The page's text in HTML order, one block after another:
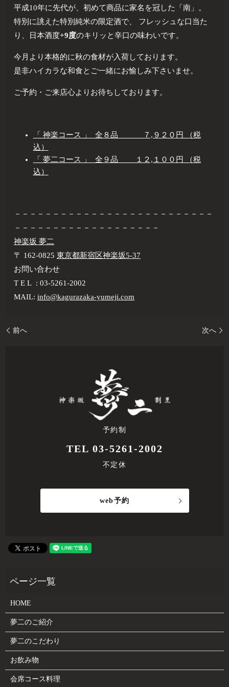
平成10年に先代が、初めて商品に家名を冠した「南」。
特別に誂えた特別純米の限定酒で、 フレッシュな口当た
り、日本酒度+9度のキリッと辛口の味わいです。
今月より本格的に秋の食材が入荷しております。
是非ハイカラな和食とご一緒にお愉しみ下さいませ。
ご予約・ご来店心よりお待ちしております。
「 神楽コース 」 全８品 ７,９２０円 （税
込）
「 夢二コース 」 全９品 １２,１００円 （税
込）
－－－－－－－－－－－－－－－－－－－－－－－－－－
－－－－－－－－－－－－－－－－－－－
神楽坂 夢二
〒 162-0825東京都新宿区神楽坂5-37
お問い合わせ
T E L : 03-5261-2002
MAIL:info@kagurazaka-yumeji.com
前へ 次へ
予約制
TEL 03-5261-2002
不定休
web予約
HOME
夢二のご紹介
夢二のこだわり
お飲み物
会席コース料理